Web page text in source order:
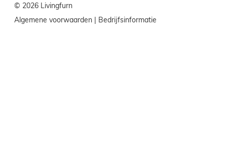
© 2026 Livingfurn
Algemene voorwaarden | Bedrijfsinformatie